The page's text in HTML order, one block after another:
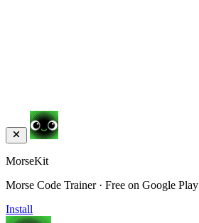
MorseKit
Morse Code Trainer · Free on Google Play
Install